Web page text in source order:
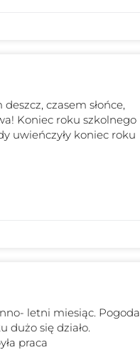
czasem słońce,
Koniec roku szkolnego
uwieńczyły koniec roku
letni miesiąc. Pogoda
dużo się działo.
praca